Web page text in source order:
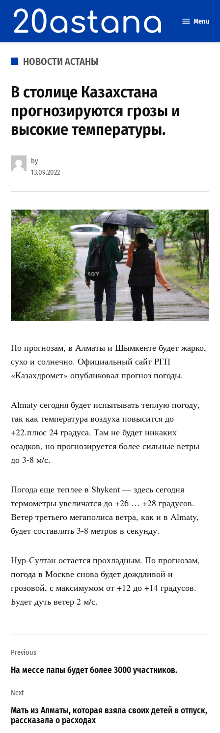
content
Menu
POSTED
НОВОСТИ АСТАНЫ
В столице Казахстана
прогнозируются грозы и
высокие температуры.
by
13.09.2022
По прогнозам, в Алматы и Шымкенте будет жарко,
сухо и солнечно. Официальный сайт РГП
«Казахдромет» опубликовал прогноз погоды.
Almaty сегодня будет испытывать теплую погоду,
так как температура воздуха повысится до
+22.плюс 24 градуса. Там не будет никаких
осадков, но прогнозируется более сильные ветры
до 3-8 м/с.
Погода еще теплее в Shykent — здесь сегодня
термометры увеличатся до +26 … +28 градусов.
Ветер третьего мегаполиса ветра, как и в Almaty,
будет составлять 3-8 метров в секунду.
Нур-Султан остается прохладным. По прогнозам,
погода в Москве снова будет дождливой и
грозовой, с максимумом от +12 до +14 градусов.
Будет дуть ветер 2 м/с.
по
записям
Previous
На мессе папы будет более 3000 участников.
Next
Мать из Алматы, которая взяла своих детей в отпуск,
рассказала о расходах